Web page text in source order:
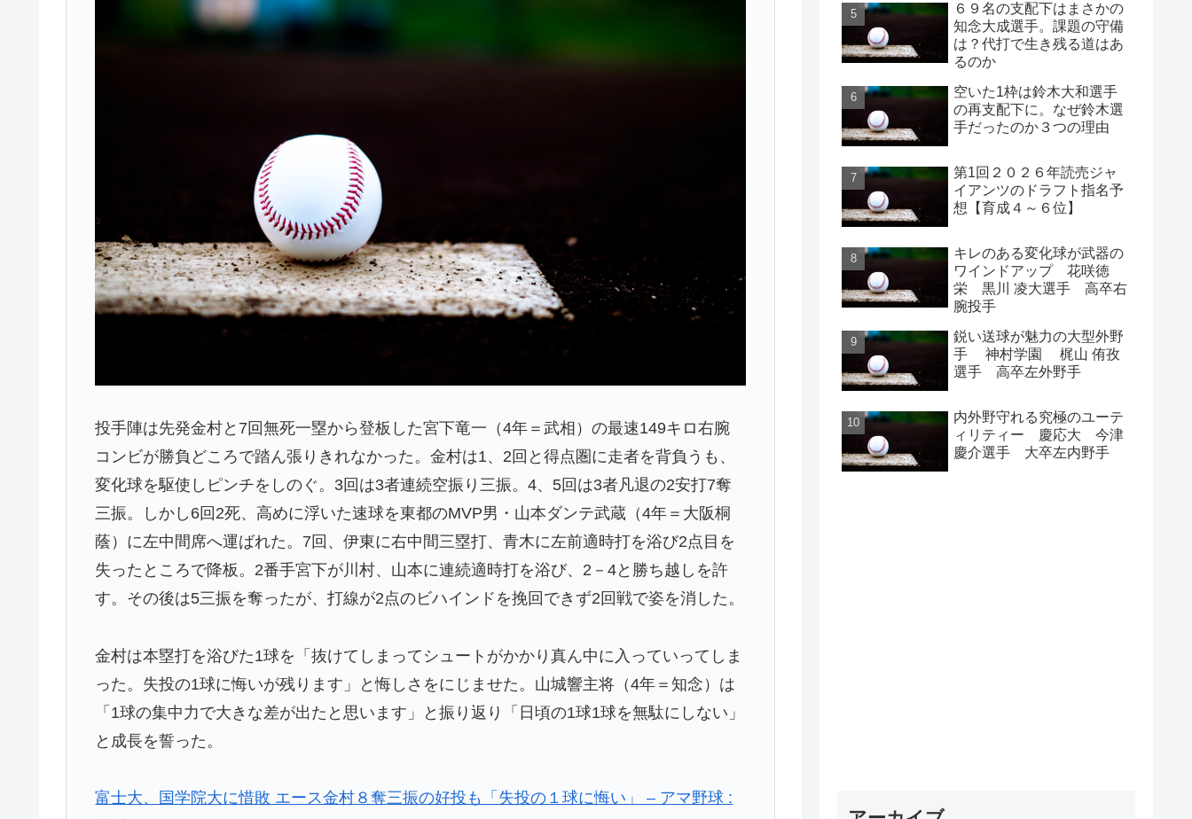
投手陣は先発金村と7回無死一塁から登板した宮下竜一（4年＝武相）の最速149キロ右腕
コンビが勝負どころで踏ん張りきれなかった。金村は1、2回と得点圏に走者を背負うも、
変化球を駆使しピンチをしのぐ。3回は3者連続空振り三振。4、5回は3者凡退の2安打7奪
三振。しかし6回2死、高めに浮いた速球を東都のMVP男・山本ダンテ武蔵（4年＝大阪桐
蔭）に左中間席へ運ばれた。7回、伊東に右中間三塁打、青木に左前適時打を浴び2点目を
失ったところで降板。2番手宮下が川村、山本に連続適時打を浴び、2－4と勝ち越しを許
す。その後は5三振を奪ったが、打線が2点のビハインドを挽回できず2回戦で姿を消した。
金村は本塁打を浴びた1球を「抜けてしまってシュートがかかり真ん中に入っていってしま
った。失投の1球に悔いが残ります」と悔しさをにじませた。山城響主将（4年＝知念）は
「1球の集中力で大きな差が出たと思います」と振り返り「日頃の1球1球を無駄にしない」
と成長を誓った。
富士大、国学院大に惜敗 エース金村８奪三振の好投も「失投の１球に悔い」 – アマ野球 :
６９名の支配下はまさかの
知念大成選手。課題の守備
は？代打で生き残る道はあ
るのか
空いた1枠は鈴木大和選手
の再支配下に。なぜ鈴木選
手だったのか３つの理由
第1回２０２６年読売ジャ
イアンツのドラフト指名予
想【育成４～６位】
キレのある変化球が武器の
ワインドアップ 花咲徳
栄 黒川 凌大選手 高卒右
腕投手
鋭い送球が魅力の大型外野
手 神村学園 梶山 侑孜
選手 高卒左外野手
内外野守れる究極のユーテ
ィリティー 慶応大 今津
慶介選手 大卒左内野手